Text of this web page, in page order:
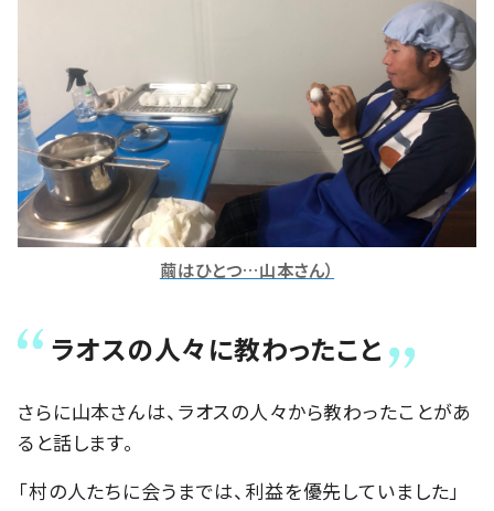
繭はひとつ…山本さん）
ラオスの人々に教わったこと
さらに山本さんは、ラオスの人々から教わったことがあ
ると話します。
「村の人たちに会うまでは、利益を優先していました」